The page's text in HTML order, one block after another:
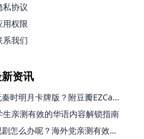
私协议
用权限
系我们
资讯
海外党必看：怎么在国外玩秦时明月卡牌版？附豆瓣EZCast地区限制破解法
亲测有效的华语内容解锁指南
在国外看不了央视影音电视剧怎么办呢？海外党亲测有效的回国加速方案